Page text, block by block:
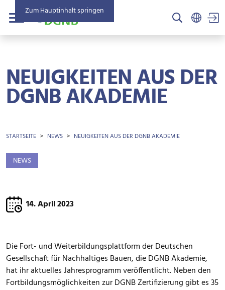
Zum Hauptinhalt springen
Menü
NEUIGKEITEN AUS DER
DGNB AKADEMIE
BROTKRÜMEL
STARTSEITE NEWS NEUIGKEITEN AUS DER DGNB AKADEMIE
NEWS
14. April 2023
Die Fort- und Weiterbildungsplattform der Deutschen
Gesellschaft für Nachhaltiges Bauen, die DGNB Akademie,
hat ihr aktuelles Jahresprogramm veröffentlicht. Neben den
Fortbildungsmöglichkeiten zur DGNB Zertifizierung gibt es 35